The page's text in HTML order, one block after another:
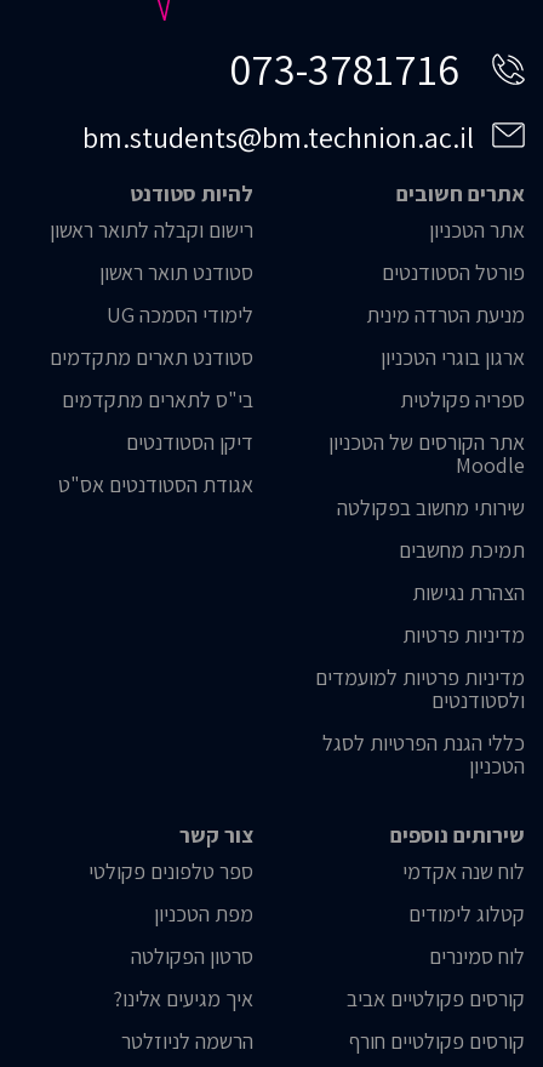
073-3781716
bm.students@bm.technion.ac.il
אתרים חשובים
אתר הטכניון
פורטל הסטודנטים
מניעת הטרדה מינית
ארגון בוגרי הטכניון
ספריה פקולטית
אתר הקורסים של הטכניון
Moodle
שירותי מחשוב בפקולטה
תמיכת מחשבים
הצהרת נגישות
מדיניות פרטיות
מדיניות פרטיות למועמדים
ולסטודנטים
כללי הגנת הפרטיות לסגל
הטכניון
להיות סטודנט
רישום וקבלה לתואר ראשון
סטודנט תואר ראשון
לימודי הסמכה UG
סטודנט תארים מתקדמים
בי"ס לתארים מתקדמים
דיקן הסטודנטים
אגודת הסטודנטים אס"ט
שירותים נוספים
לוח שנה אקדמי
קטלוג לימודים
לוח סמינרים
קורסים פקולטיים אביב
קורסים פקולטיים חורף
צור קשר
ספר טלפונים פקולטי
מפת הטכניון
סרטון הפקולטה
איך מגיעים אלינו?
הרשמה לניוזלטר